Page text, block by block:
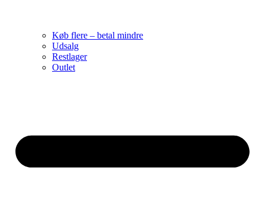
Køb flere – betal mindre
Udsalg
Restlager
Outlet